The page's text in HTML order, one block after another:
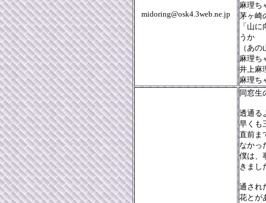
midoring@osk4.3web.ne.jp
麻理ち
茅ヶ崎
「山
うか
（あ
麻理ち
井上麻
麻理ち
同窓生
透通る
早くも
直前ま
なかっ
僕は、
きまし
通され
花とが